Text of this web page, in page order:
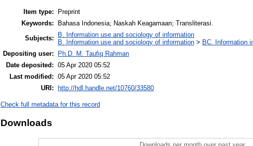
Item type:
Preprint
Keywords:
Bahasa Indonesia; Naskah Keagamaan; Transliterasi.
Subjects:
B. Information use and sociology of information
B. Information use and sociology of information > BC. Information
Depositing user:
Ph.D. M. Taufiq Rahman
Date deposited: 05 Apr 2020 05:52
Last modified: 05 Apr 2020 05:52
URI:
http://hdl.handle.net/10760/33580
Check full metadata for this record
Downloads